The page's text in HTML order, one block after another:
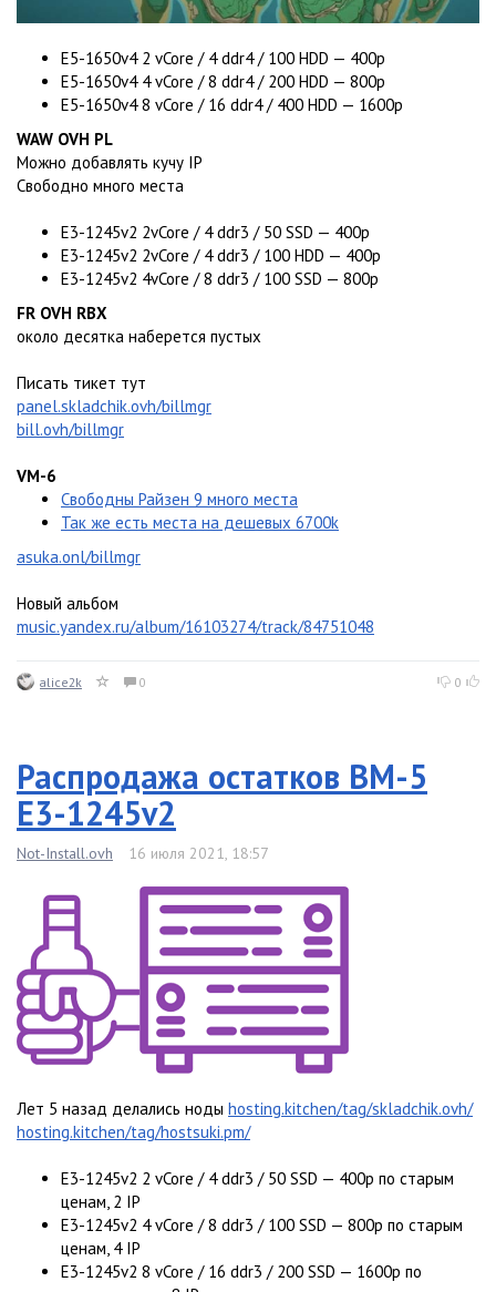
E5-1650v4 2 vCore / 4 ddr4 / 100 HDD — 400р
E5-1650v4 4 vCore / 8 ddr4 / 200 HDD — 800р
E5-1650v4 8 vCore / 16 ddr4 / 400 HDD — 1600р
WAW OVH PL
Можно добавлять кучу IP
Свободно много места
E3-1245v2 2vCore / 4 ddr3 / 50 SSD — 400р
E3-1245v2 2vCore / 4 ddr3 / 100 HDD — 400р
E3-1245v2 4vCore / 8 ddr3 / 100 SSD — 800р
FR OVH RBX
около десятка наберется пустых
Писать тикет тут
panel.skladchik.ovh/billmgr
bill.ovh/billmgr
VM-6
Свободны Райзен 9 много места
Так же есть места на дешевых 6700k
asuka.onl/billmgr
Новый альбом
music.yandex.ru/album/16103274/track/84751048
alice2k 0 0
Распродажа остатков ВМ-5
E3-1245v2
Not-Install.ovh 16 июля 2021, 18:57
Лет 5 назад делались ноды hosting.kitchen/tag/skladchik.ovh/
hosting.kitchen/tag/hostsuki.pm/
E3-1245v2 2 vCore / 4 ddr3 / 50 SSD — 400р по старым
ценам, 2 IP
E3-1245v2 4 vCore / 8 ddr3 / 100 SSD — 800р по старым
ценам, 4 IP
E3-1245v2 8 vCore / 16 ddr3 / 200 SSD — 1600р по